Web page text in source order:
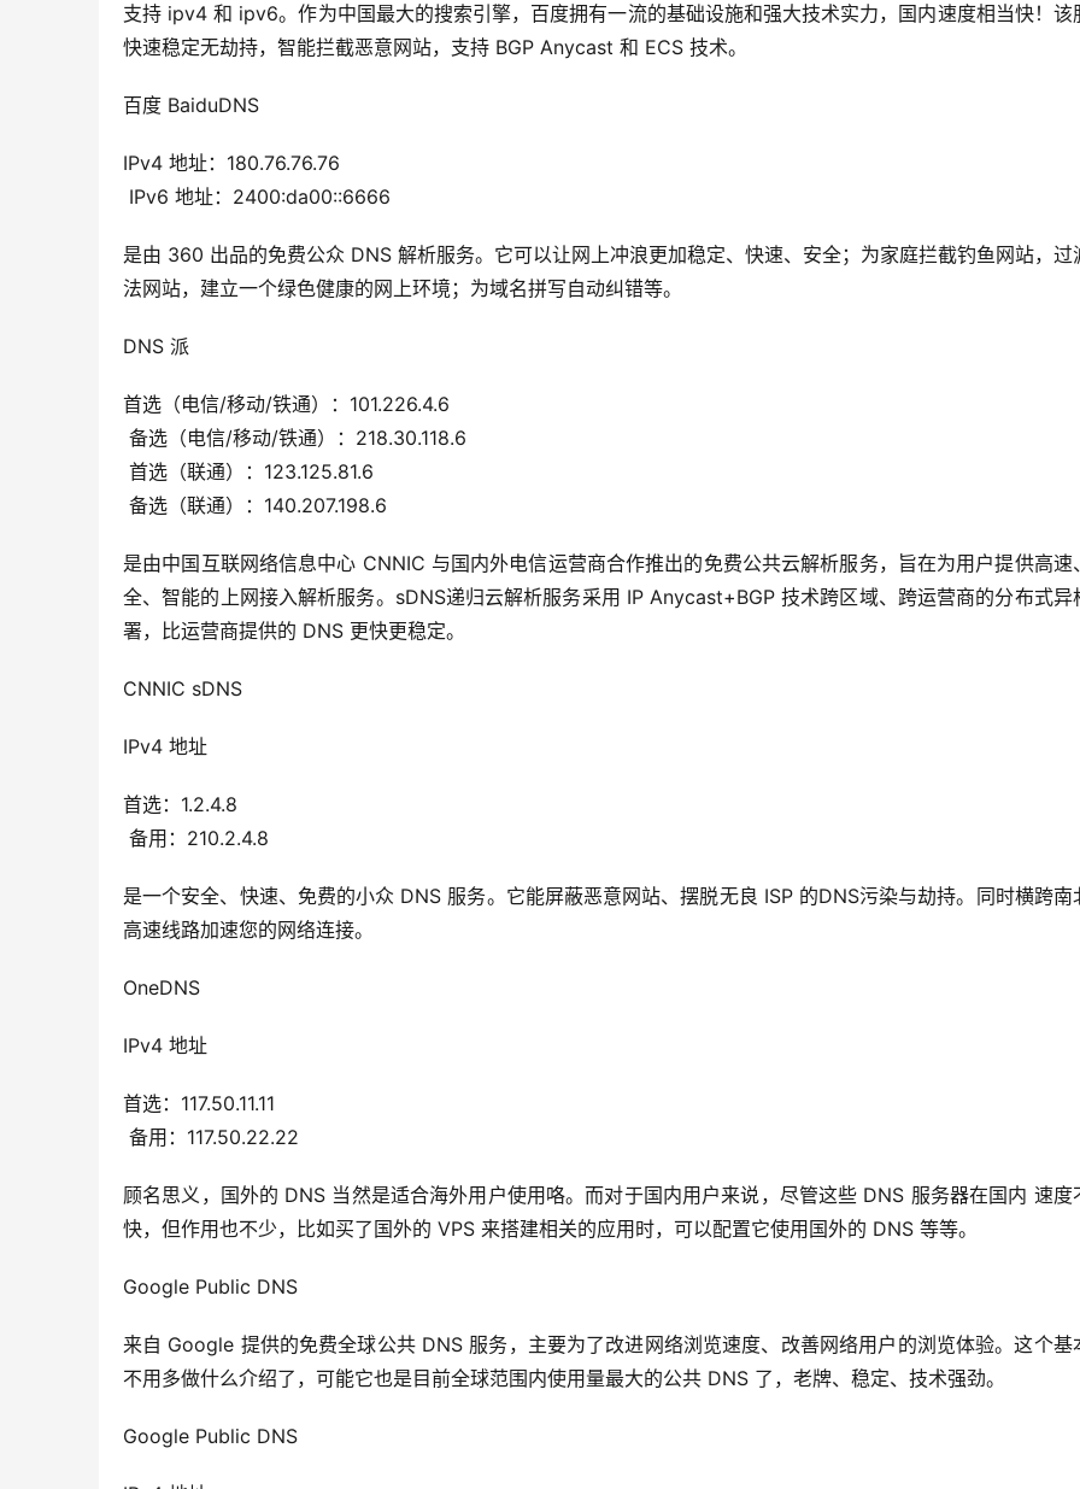
支持 ipv4 和 ipv6。作为中国最大的搜索引擎，百度拥有一流的基础设施和强大技术实力，国内速度相当快！该
快速稳定无劫持，智能拦截恶意网站，支持 BGP Anycast 和 ECS 技术。
百度 BaiduDNS
IPv4 地址：180.76.76.76
IPv6 地址：2400:da00::6666
是由 360 出品的免费公众 DNS 解析服务。它可以让网上冲浪更加稳定、快速、安全；为家庭拦截钓鱼网站，过
法网站，建立一个绿色健康的网上环境；为域名拼写自动纠错等。
DNS 派
首选（电信/移动/铁通）：101.226.4.6
备选（电信/移动/铁通）：218.30.118.6
首选（联通）：123.125.81.6
备选（联通）：140.207.198.6
是由中国互联网络信息中心 CNNIC 与国内外电信运营商合作推出的免费公共云解析服务，旨在为用户提供高速
全、智能的上网接入解析服务。sDNS递归云解析服务采用 IP Anycast+BGP 技术跨区域、跨运营商的分布式异
署，比运营商提供的 DNS 更快更稳定。
CNNIC sDNS
IPv4 地址
首选：1.2.4.8
备用：210.2.4.8
是一个安全、快速、免费的小众 DNS 服务。它能屏蔽恶意网站、摆脱无良 ISP 的DNS污染与劫持。同时横跨南
高速线路加速您的网络连接。
OneDNS
IPv4 地址
首选：117.50.11.11
备用：117.50.22.22
顾名思义，国外的 DNS 当然是适合海外用户使用咯。而对于国内用户来说，尽管这些 DNS 服务器在国内 速度
快，但作用也不少，比如买了国外的 VPS 来搭建相关的应用时，可以配置它使用国外的 DNS 等等。
Google Public DNS
来自 Google 提供的免费全球公共 DNS 服务，主要为了改进网络浏览速度、改善网络用户的浏览体验。这个基
不用多做什么介绍了，可能它也是目前全球范围内使用量最大的公共 DNS 了，老牌、稳定、技术强劲。
Google Public DNS